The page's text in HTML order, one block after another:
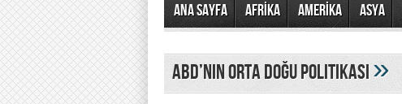
Ana Sayfa AFRİKA AMERİKA ASYA
abd’nin orta doğu politikası»